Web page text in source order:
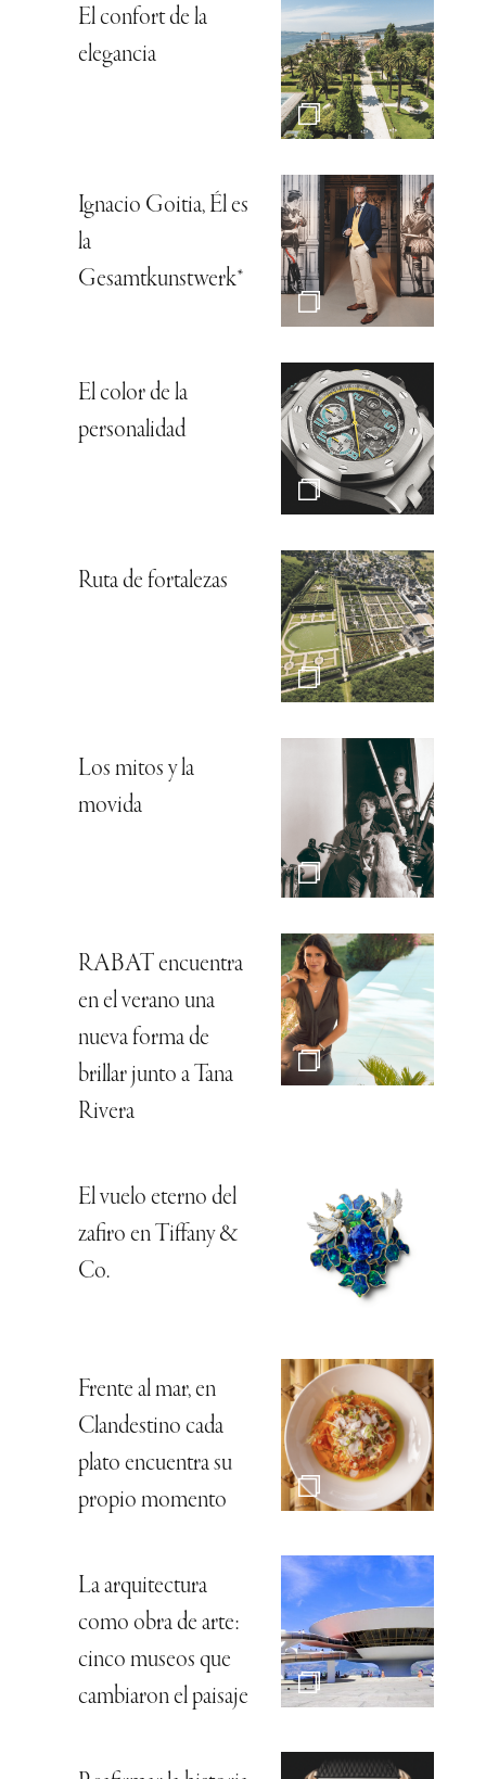
El confort de la
elegancia
Ignacio Goitia, Él es
la
Gesamtkunstwerk*
El color de la
personalidad
Ruta de fortalezas
Los mitos y la
movida
RABAT encuentra
en el verano una
nueva forma de
brillar junto a Tana
Rivera
El vuelo eterno del
zafiro en Tiffany &
Co.
Frente al mar, en
Clandestino cada
plato encuentra su
propio momento
La arquitectura
como obra de arte:
cinco museos que
cambiaron el paisaje